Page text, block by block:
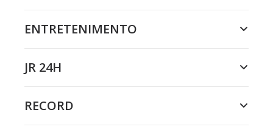
ENTRETENIMENTO
JR 24H
RECORD